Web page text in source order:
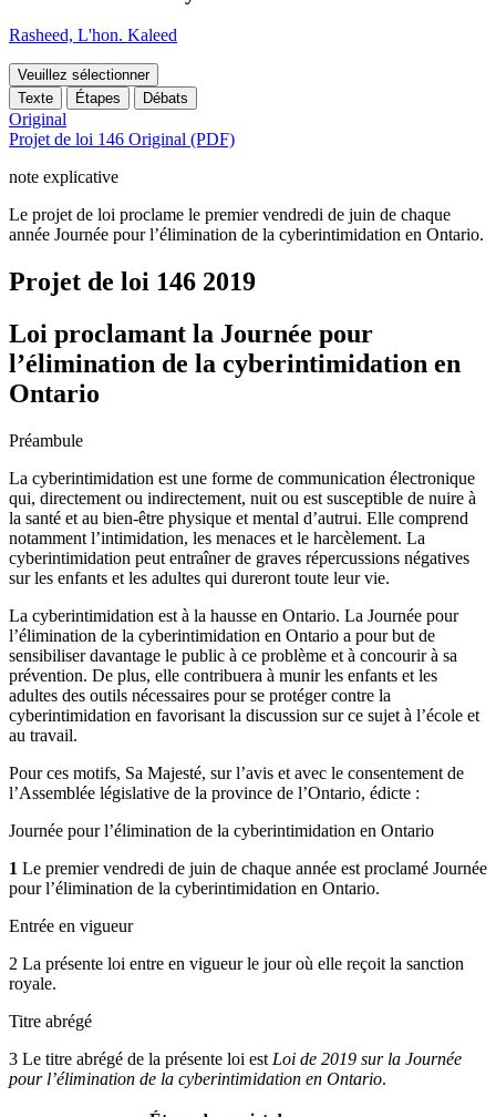
Rasheed, L'hon. Kaleed
Veuillez sélectionner
Texte
Étapes Débats
Original
Projet de loi 146 Original (PDF)
note explicative
Le projet de loi proclame le premier vendredi de juin de chaque
année Journée pour l’élimination de la cyberintimidation en Ontario.
Projet de loi 146 2019
Loi proclamant la Journée pour
l’élimination de la cyberintimidation en
Ontario
Préambule
La cyberintimidation est une forme de communication électronique
qui, directement ou indirectement, nuit ou est susceptible de nuire à
la santé et au bien-être physique et mental d’autrui. Elle comprend
notamment l’intimidation, les menaces et le harcèlement. La
cyberintimidation peut entraîner de graves répercussions négatives
sur les enfants et les adultes qui dureront toute leur vie.
La cyberintimidation est à la hausse en Ontario. La Journée pour
l’élimination de la cyberintimidation en Ontario a pour but de
sensibiliser davantage le public à ce problème et à concourir à sa
prévention. De plus, elle contribuera à munir les enfants et les
adultes des outils nécessaires pour se protéger contre la
cyberintimidation en favorisant la discussion sur ce sujet à l’école et
au travail.
Pour ces motifs, Sa Majesté, sur l’avis et avec le consentement de
l’Assemblée législative de la province de l’Ontario, édicte :
Journée pour l’élimination de la cyberintimidation en Ontario
1 Le premier vendredi de juin de chaque année est proclamé Journée
pour l’élimination de la cyberintimidation en Ontario.
Entrée en vigueur
2 La présente loi entre en vigueur le jour où elle reçoit la sanction
royale.
Titre abrégé
3 Le titre abrégé de la présente loi est Loi de 2019 sur la Journée
pour l’élimination de la cyberintimidation en Ontario.